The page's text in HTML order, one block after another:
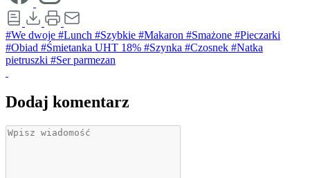
#We dwoje #Lunch #Szybkie #Makaron #Smażone #Pieczarki
#Obiad #Śmietanka UHT 18% #Szynka #Czosnek #Natka
pietruszki #Ser parmezan
Dodaj komentarz